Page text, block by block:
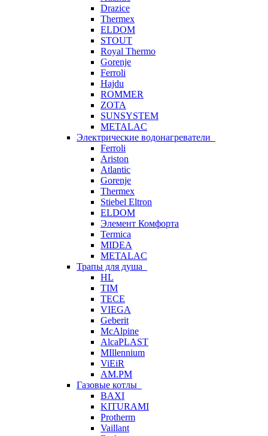
Drazice
Thermex
ELDOM
STOUT
Royal Thermo
Gorenje
Ferroli
Hajdu
ROMMER
ZOTA
SUNSYSTEM
METALAC
Электрические водонагреватели
Ferroli
Ariston
Atlantic
Gorenje
Thermex
Stiebel Eltron
ELDOM
Элемент Комфорта
Termica
MIDEA
METALAC
Трапы для душа
HL
TIM
TECE
VIEGA
Geberit
McAlpine
AlcaPLAST
MIllennium
ViEiR
AM.PM
Газовые котлы
BAXI
KITURAMI
Protherm
Vaillant